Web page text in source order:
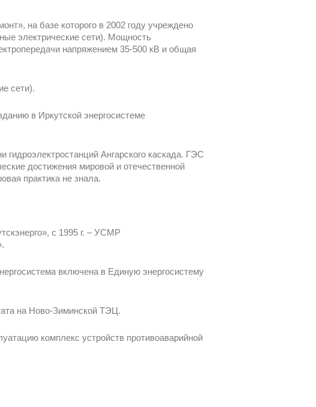
на базе которого в 2002 году учреждено
электрические сети). Мощность
напряжением 35-500 кВ и общая
сети).
в Иркутской энергосистеме
Ангарского каскада. ГЭС
достижения мировой и отечественной
практика не знала.
с 1995 г. – УСМР
включена в Единую энергосистему
на Ново-Зиминской ТЭЦ.
комплекс устройств противоаварийной